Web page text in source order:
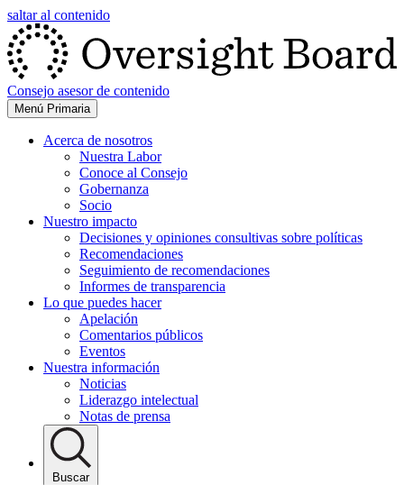
saltar al contenido
Consejo asesor de contenido
Menú Primaria
Acerca de nosotros
Nuestra Labor
Conoce al Consejo
Gobernanza
Socio
Nuestro impacto
Decisiones y opiniones consultivas sobre políticas
Recomendaciones
Seguimiento de recomendaciones
Informes de transparencia
Lo que puedes hacer
Apelación
Comentarios públicos
Eventos
Nuestra información
Noticias
Liderazgo intelectual
Notas de prensa
Buscar